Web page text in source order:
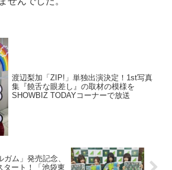
渡辺梨加「ZIP!」単独出演決定！1st写真
集『饒舌な眼差し』の取材の模様を
SHOWBIZ TODAYコーナーで放送
ガム」発売記念、
タート！「池袋東